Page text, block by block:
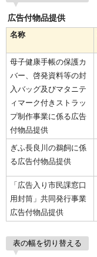
広告付物品提供
名称
母子健康手帳の保護カ
バー、啓発資料等の封
入バッグ及びマタニテ
ィマーク付きストラッ
プ制作事業に係る広告
付物品提供
ぎふ長良川の鵜飼に係
る広告付物品提供
「広告入り市民課窓口
用封筒」共同発行事業
広告付物品提供
表の幅を切り替える